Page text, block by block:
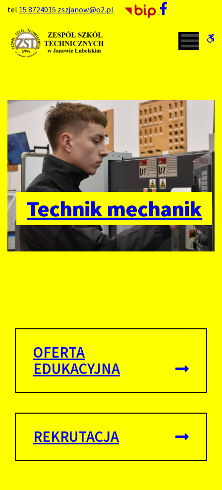
Zespół
Szkół
Technicznych
Lubelskim
tel.15 8724015 zszjanow@o2.pl
Technik mechanik
OFERTA
EDUKACYJNA
REKRUTACJA